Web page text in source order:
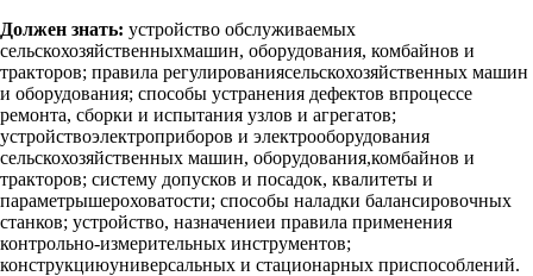
Должен знать: устройство обслуживаемых
сельскохозяйственныхмашин, оборудования, комбайнов и
тракторов; правила регулированиясельскохозяйственных машин
и оборудования; способы устранения дефектов впроцессе
ремонта, сборки и испытания узлов и агрегатов;
устройствоэлектроприборов и электрооборудования
сельскохозяйственных машин, оборудования,комбайнов и
тракторов; систему допусков и посадок, квалитеты и
параметрышероховатости; способы наладки балансировочных
станков; устройство, назначениеи правила применения
контрольно-измерительных инструментов;
конструкциюуниверсальных и стационарных приспособлений.